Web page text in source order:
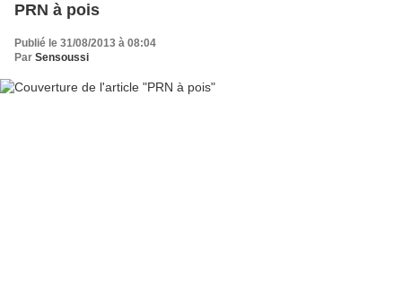
PRN à pois
Publié le 31/08/2013 à 08:04
Par Sensoussi